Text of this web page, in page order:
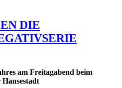
DIE
am Freitagabend beim